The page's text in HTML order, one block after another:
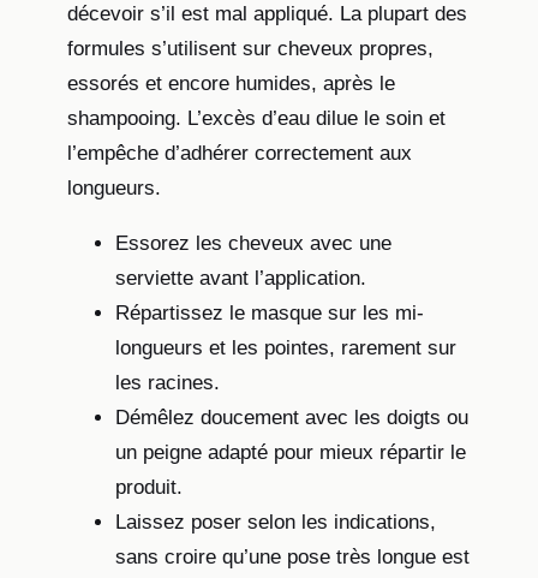
décevoir s’il est mal appliqué. La plupart des
formules s’utilisent sur cheveux propres,
essorés et encore humides, après le
shampooing. L’excès d’eau dilue le soin et
l’empêche d’adhérer correctement aux
longueurs.
Essorez les cheveux avec une
serviette avant l’application.
Répartissez le masque sur les mi-
longueurs et les pointes, rarement sur
les racines.
Démêlez doucement avec les doigts ou
un peigne adapté pour mieux répartir le
produit.
Laissez poser selon les indications,
sans croire qu’une pose très longue est